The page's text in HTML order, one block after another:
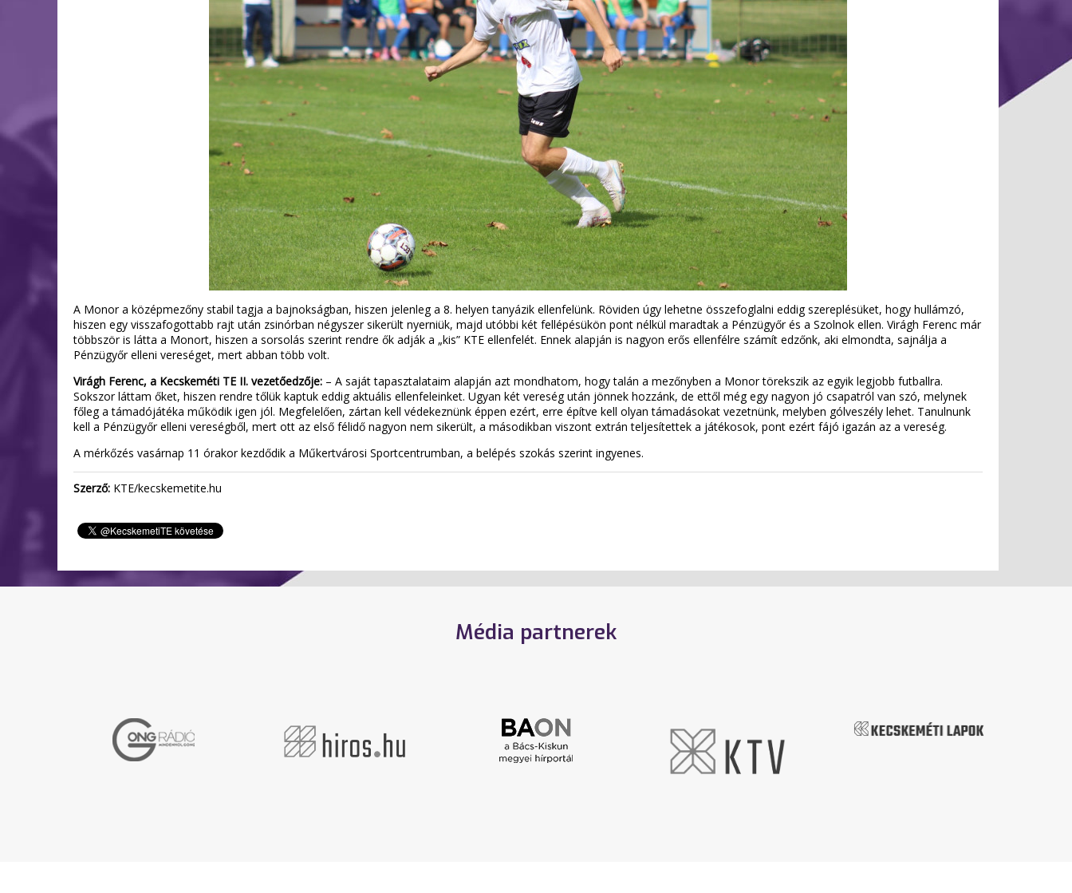
A Monor a középmezőny stabil tagja a bajnokságban, hiszen jelenleg a 8. helyen tanyázik ellenfelünk. Röviden úgy lehetne összefoglalni eddig szereplésüket, hogy hullámzó,
hiszen egy visszafogottabb rajt után zsinórban négyszer sikerült nyerniük, majd utóbbi két fellépésükön pont nélkül maradtak a Pénzügyőr és a Szolnok ellen. Virágh Ferenc már
többször is látta a Monort, hiszen a sorsolás szerint rendre ők adják a „kis” KTE ellenfelét. Ennek alapján is nagyon erős ellenfélre számít edzőnk, aki elmondta, sajnálja a
Pénzügyőr elleni vereséget, mert abban több volt.
Virágh Ferenc, a Kecskeméti TE II. vezetőedzője: – A saját tapasztalataim alapján azt mondhatom, hogy talán a mezőnyben a Monor törekszik az egyik legjobb futballra.
Sokszor láttam őket, hiszen rendre tőlük kaptuk eddig aktuális ellenfeleinket. Ugyan két vereség után jönnek hozzánk, de ettől még egy nagyon jó csapatról van szó, melynek
főleg a támadójátéka működik igen jól. Megfelelően, zártan kell védekeznünk éppen ezért, erre építve kell olyan támadásokat vezetnünk, melyben gólveszély lehet. Tanulnunk
kell a Pénzügyőr elleni vereségből, mert ott az első félidő nagyon nem sikerült, a másodikban viszont extrán teljesítettek a játékosok, pont ezért fájó igazán az a vereség.
A mérkőzés vasárnap 11 órakor kezdődik a Műkertvárosi Sportcentrumban, a belépés szokás szerint ingyenes.
Szerző: KTE/kecskemetite.hu
Média partnerek